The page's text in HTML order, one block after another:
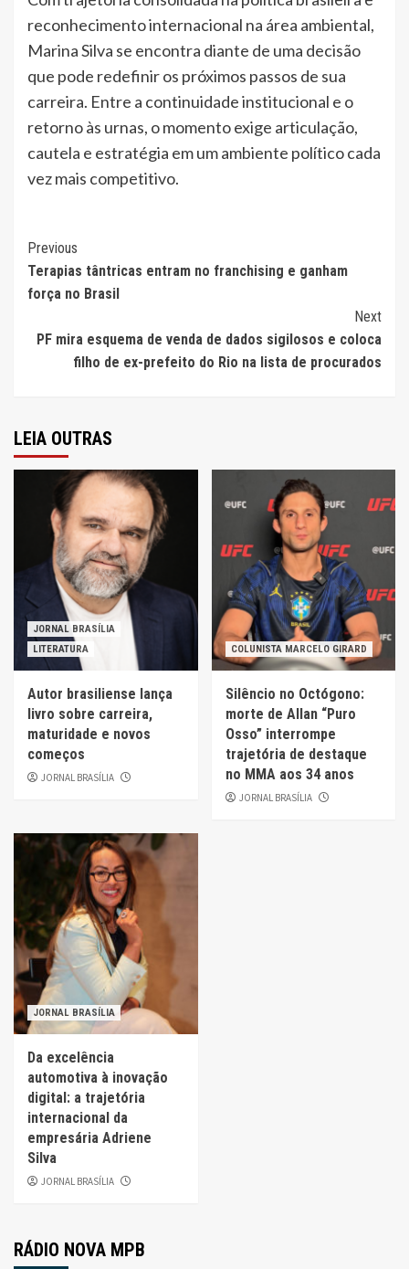
reconhecimento internacional na área ambiental,
Marina Silva se encontra diante de uma decisão
que pode redefinir os próximos passos de sua
carreira. Entre a continuidade institucional e o
retorno às urnas, o momento exige articulação,
cautela e estratégia em um ambiente político cada
vez mais competitivo.
Continue
Reading
Previous
Terapias tântricas entram no franchising e ganham
força no Brasil
Next
PF mira esquema de venda de dados sigilosos e coloca
filho de ex-prefeito do Rio na lista de procurados
LEIA OUTRAS
JORNAL BRASÍLIA
LITERATURA
Autor brasiliense lança
livro sobre carreira,
maturidade e novos
começos
JORNAL BRASÍLIA
COLUNISTA MARCELO GIRARD
Silêncio no Octógono:
morte de Allan “Puro
Osso” interrompe
trajetória de destaque
no MMA aos 34 anos
JORNAL BRASÍLIA
JORNAL BRASÍLIA
Da excelência
automotiva à inovação
digital: a trajetória
internacional da
empresária Adriene
Silva
JORNAL BRASÍLIA
RÁDIO NOVA MPB